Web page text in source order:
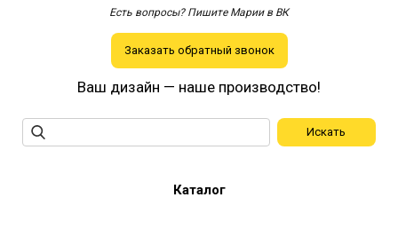
Есть вопросы? Пишите Марии в ВК
Заказать обратный звонок
Ваш дизайн — наше производство!
Каталог